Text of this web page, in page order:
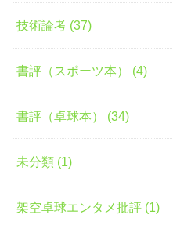
技術論考 (37)
書評（スポーツ本） (4)
書評（卓球本） (34)
未分類 (1)
架空卓球エンタメ批評 (1)